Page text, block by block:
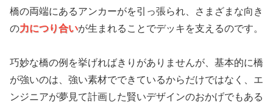
橋の両端にあるアンカーがを引っ張られ、さまざまな向き
の力につり合いが生まれることでデッキを支えるのです。
巧妙な橋の例を挙げればきりがありませんが、基本的に橋
が強いのは、強い素材でできているからだけではなく、エ
ンジニアが夢見て計画した賢いデザインのおかげでもある